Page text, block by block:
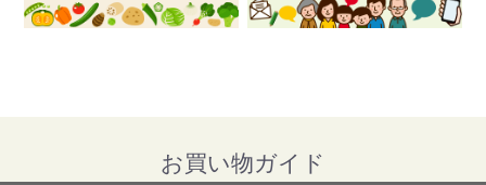
お買い物ガイド